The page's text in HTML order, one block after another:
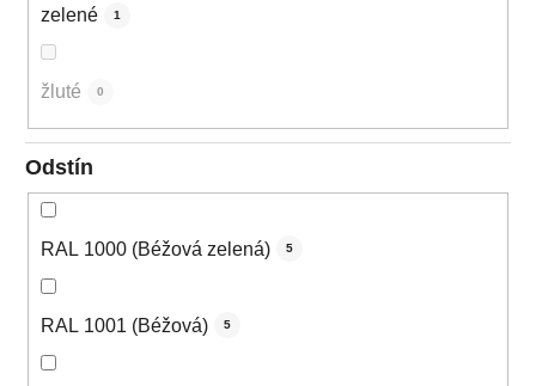
zelené 1
žluté 0
Odstín
RAL 1000 (Béžová zelená) 5
RAL 1001 (Béžová) 5